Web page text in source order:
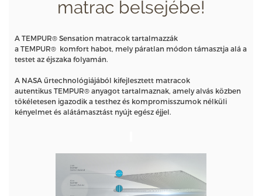
matrac belsejébe!
A TEMPUR® Sensation matracok tartalmazzák
a TEMPUR® komfort habot, mely páratlan módon támasztja alá a
testet az éjszaka folyamán.
A NASA űrtechnológiájából kifejlesztett matracok
autentikus TEMPUR® anyagot tartalmaznak, amely alvás közben
tökéletesen igazodik a testhez és kompromisszumok nélküli
kényelmet és alátámasztást nyújt egész éjjel.